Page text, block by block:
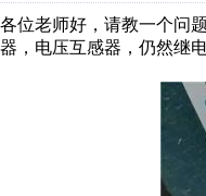
各位老师好，请教一个问
器，电压互感器，仍然继